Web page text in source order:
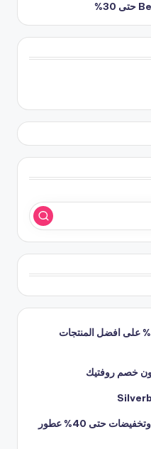
كود خصم متجر ماهر تخفيضات 40% على افضل المنتجات
كود خصم قراس للعطور Grasse وتخفيضات حتى 40% عطور